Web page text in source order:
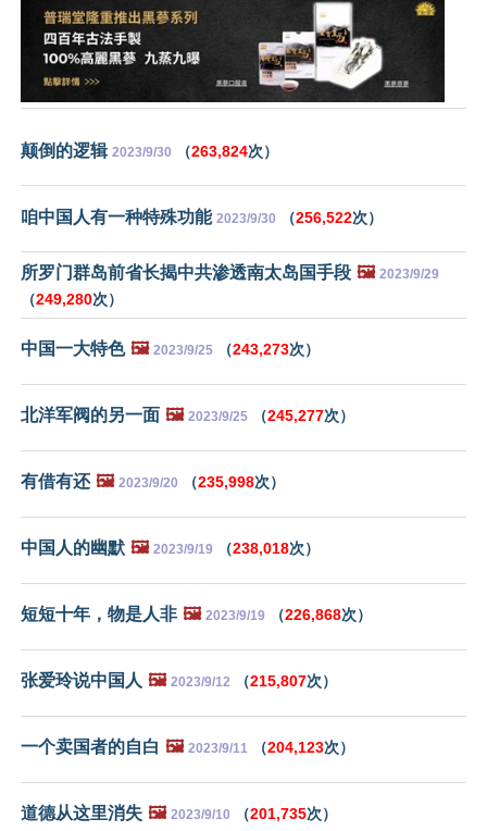
颠倒的逻辑 2023/9/30 （263,824次）
咱中国人有一种特殊功能 2023/9/30 （256,522次）
所罗门群岛前省长揭中共渗透南太岛国手段 🖼️ 2023/9/29
（249,280次）
中国一大特色 🖼️ 2023/9/25 （243,273次）
北洋军阀的另一面 🖼️ 2023/9/25 （245,277次）
有借有还 🖼️ 2023/9/20 （235,998次）
中国人的幽默 🖼️ 2023/9/19 （238,018次）
短短十年，物是人非 🖼️ 2023/9/19 （226,868次）
张爱玲说中国人 🖼️ 2023/9/12 （215,807次）
一个卖国者的自白 🖼️ 2023/9/11 （204,123次）
道德从这里消失 🖼️ 2023/9/10 （201,735次）